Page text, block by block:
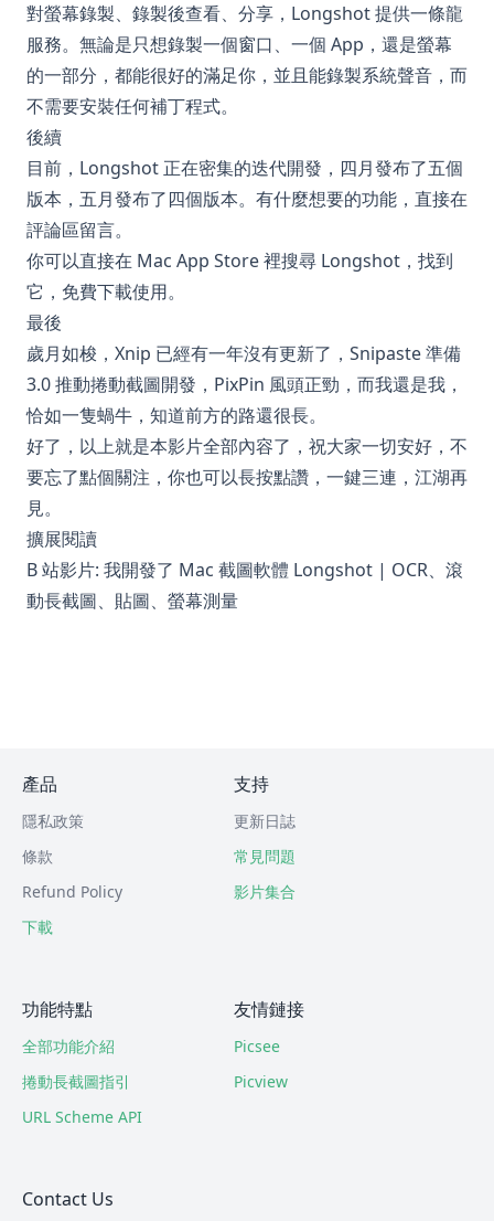
對螢幕錄製、錄製後查看、分享，Longshot 提供一條龍
服務。無論是只想錄製一個窗口、一個 App，還是螢幕
的一部分，都能很好的滿足你，並且能錄製系統聲音，而
不需要安裝任何補丁程式。
後續
目前，Longshot 正在密集的迭代開發，四月發布了五個
版本，五月發布了四個版本。有什麼想要的功能，直接在
評論區留言。
你可以直接在 Mac App Store 裡搜尋 Longshot，找到
它，免費下載使用。
最後
歲月如梭，Xnip 已經有一年沒有更新了，Snipaste 準備
3.0 推動捲動截圖開發，PixPin 風頭正勁，而我還是我，
恰如一隻蝸牛，知道前方的路還很長。
好了，以上就是本影片全部內容了，祝大家一切安好，不
要忘了點個關注，你也可以長按點讚，一鍵三連，江湖再
見。
擴展閱讀
B 站影片: 我開發了 Mac 截圖軟體 Longshot | OCR、滾
動長截圖、貼圖、螢幕測量
產品
隱私政策
條款
Refund Policy
下載
支持
更新日誌
常見問題
影片集合
功能特點
全部功能介紹
捲動長截圖指引
URL Scheme API
友情鏈接
Picsee
Picview
Contact Us